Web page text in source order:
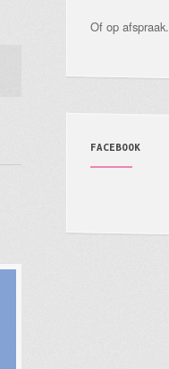
Of op afspraak.
FACEBOOK